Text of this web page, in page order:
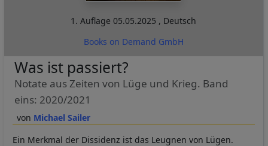
1. Auflage05.05.2025 , Deutsch
Books on Demand GmbH
Michael Sailer
Was ist passiert?
Notate aus Zeiten von Lüge und Krieg. Band
eins: 2020/2021
Ein Merkmal der Dissidenz ist das Leugnen von Lügen.